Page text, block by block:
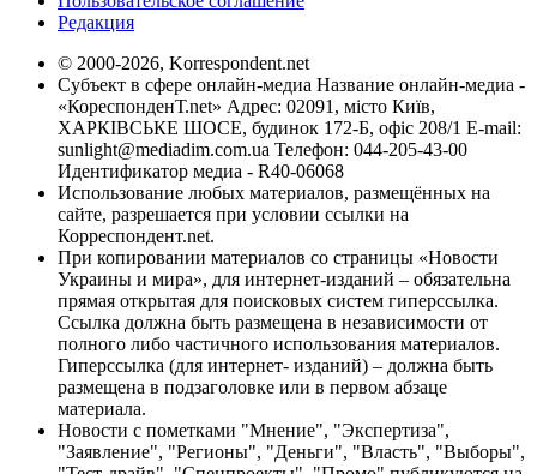
Редакция
© 2000-2026, Korrespondent.net
Субъект в сфере онлайн-медиа Название онлайн-медиа -
«КореспонденТ.net» Адрес: 02091, місто Київ,
ХАРКІВСЬКЕ ШОСЕ, будинок 172-Б, офіс 208/1 E-mail:
sunlight@mediadim.com.ua Телефон: 044-205-43-00
Идентификатор медиа - R40-06068
Использование любых материалов, размещённых на
сайте, разрешается при условии ссылки на
Корреспондент.net.
При копировании материалов со страницы «Новости
Украины и мира», для интернет-изданий – обязательна
прямая открытая для поисковых систем гиперссылка.
Ссылка должна быть размещена в независимости от
полного либо частичного использования материалов.
Гиперссылка (для интернет- изданий) – должна быть
размещена в подзаголовке или в первом абзаце
материала.
Новости с пометками "Мнение", "Экспертиза",
"Заявление", "Регионы", "Деньги", "Власть", "Выборы",